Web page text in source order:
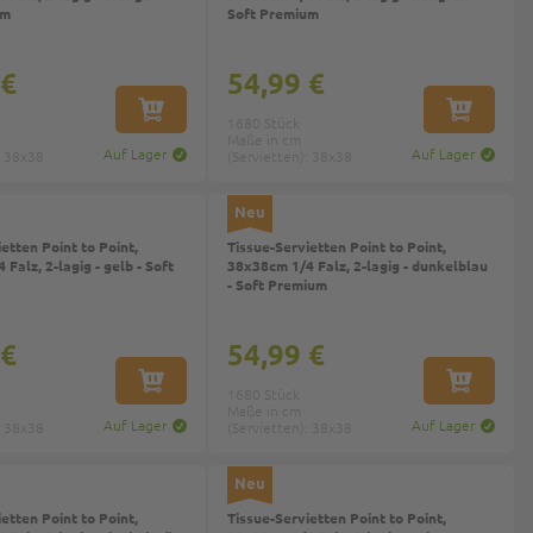
Auf Lager
IN DEN WARENKORB
Soft Premium
Auf Lager
IN DEN
54,99 €
Point to Point,
Falz, 2-lagig - gelb - Soft
Auf Lager
IN DEN WARENKORB
Neu
Tissue-Servietten Point to Point,
38x38cm 1/4 Falz, 2-lagig - dunkelblau
- Soft Premium
Auf Lager
IN DEN
54,99 €
Point to Point,
Neu
Tissue-Servietten Point to Point,